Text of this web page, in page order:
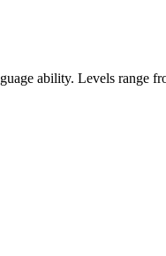
ability. Levels range